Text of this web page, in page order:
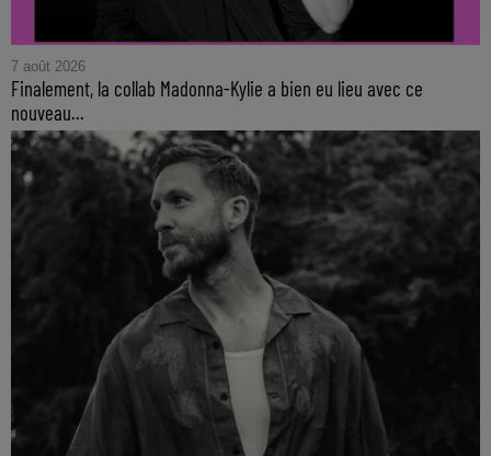
7 août 2026
Finalement, la collab Madonna-Kylie a bien eu lieu avec ce
nouveau...